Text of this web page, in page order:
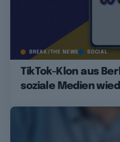
BREAK/THE NEWS SOCIAL
TikTok-Klon aus
soziale Medien